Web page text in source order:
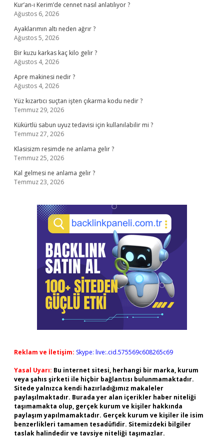
Kur’an-ı Kerim’de cennet nasıl anlatılıyor ?
Ağustos 6, 2026
Ayaklarımın altı neden ağrır ?
Ağustos 5, 2026
Bir kuzu karkas kaç kilo gelir ?
Ağustos 4, 2026
Apre makinesi nedir ?
Ağustos 4, 2026
Yüz kızartıcı suçtan işten çıkarma kodu nedir ?
Temmuz 29, 2026
Kükürtlü sabun uyuz tedavisi için kullanılabilir mi ?
Temmuz 27, 2026
Klasisizm resimde ne anlama gelir ?
Temmuz 25, 2026
Kal gelmesi ne anlama gelir ?
Temmuz 23, 2026
Reklam ve İletişim: Skype: live:.cid.575569c608265c69
Yasal Uyarı: Bu internet sitesi, herhangi bir marka, kurum
veya şahıs şirketi ile hiçbir bağlantısı bulunmamaktadır.
Sitede yalnızca kendi hazırladığımız makaleler
paylaşılmaktadır. Burada yer alan içerikler haber niteliği
taşımamakta olup, gerçek kurum ve kişiler hakkında
paylaşım yapılmamaktadır. Gerçek kurum ve kişiler ile isim
benzerlikleri tamamen tesadüfidir. Sitemizdeki bilgiler
taslak halindedir ve tavsiye niteliği taşımazlar.